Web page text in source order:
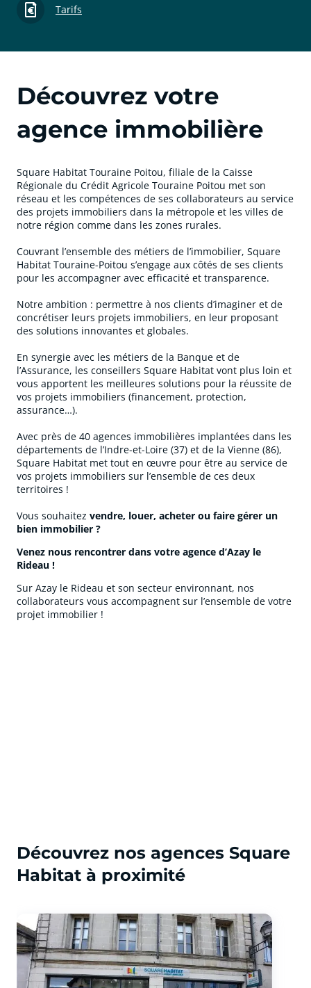
Tarifs
Découvrez votre
agence immobilière
Square Habitat Touraine Poitou, filiale de la Caisse
Régionale du Crédit Agricole Touraine Poitou met son
réseau et les compétences de ses collaborateurs au service
des projets immobiliers dans la métropole et les villes de
notre région comme dans les zones rurales.
Couvrant l’ensemble des métiers de l’immobilier, Square
Habitat Touraine-Poitou s’engage aux côtés de ses clients
pour les accompagner avec efficacité et transparence.
Notre ambition : permettre à nos clients d’imaginer et de
concrétiser leurs projets immobiliers, en leur proposant
des solutions innovantes et globales.
En synergie avec les métiers de la Banque et de
l’Assurance, les conseillers Square Habitat vont plus loin et
vous apportent les meilleures solutions pour la réussite de
vos projets immobiliers (financement, protection,
assurance…).
Avec près de 40 agences immobilières implantées dans les
départements de l’Indre-et-Loire (37) et de la Vienne (86),
Square Habitat met tout en œuvre pour être au service de
vos projets immobiliers sur l’ensemble de ces deux
territoires !
Vous souhaitez vendre, louer, acheter ou faire gérer un
bien immobilier ?
Venez nous rencontrer dans votre agence d’Azay le
Rideau !
Sur Azay le Rideau et son secteur environnant, nos
collaborateurs vous accompagnent sur l’ensemble de votre
projet immobilier !
Découvrez nos agences Square
Habitat à proximité